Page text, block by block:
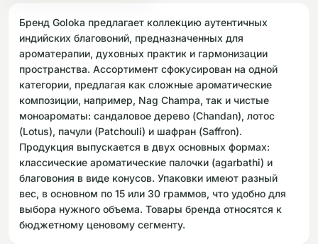
Бренд Goloka предлагает коллекцию аутентичных
индийских благовоний, предназначенных для
ароматерапии, духовных практик и гармонизации
пространства. Ассортимент сфокусирован на одной
категории, предлагая как сложные ароматические
композиции, например, Nag Champa, так и чистые
моноароматы: сандаловое дерево (Chandan), лотос
(Lotus), пачули (Patchouli) и шафран (Saffron).
Продукция выпускается в двух основных формах:
классические ароматические палочки (agarbathi) и
благовония в виде конусов. Упаковки имеют разный
вес, в основном по 15 или 30 граммов, что удобно для
выбора нужного объема. Товары бренда относятся к
бюджетному ценовому сегменту.